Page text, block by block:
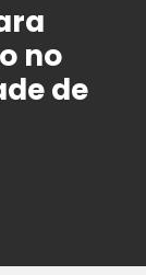
no
de